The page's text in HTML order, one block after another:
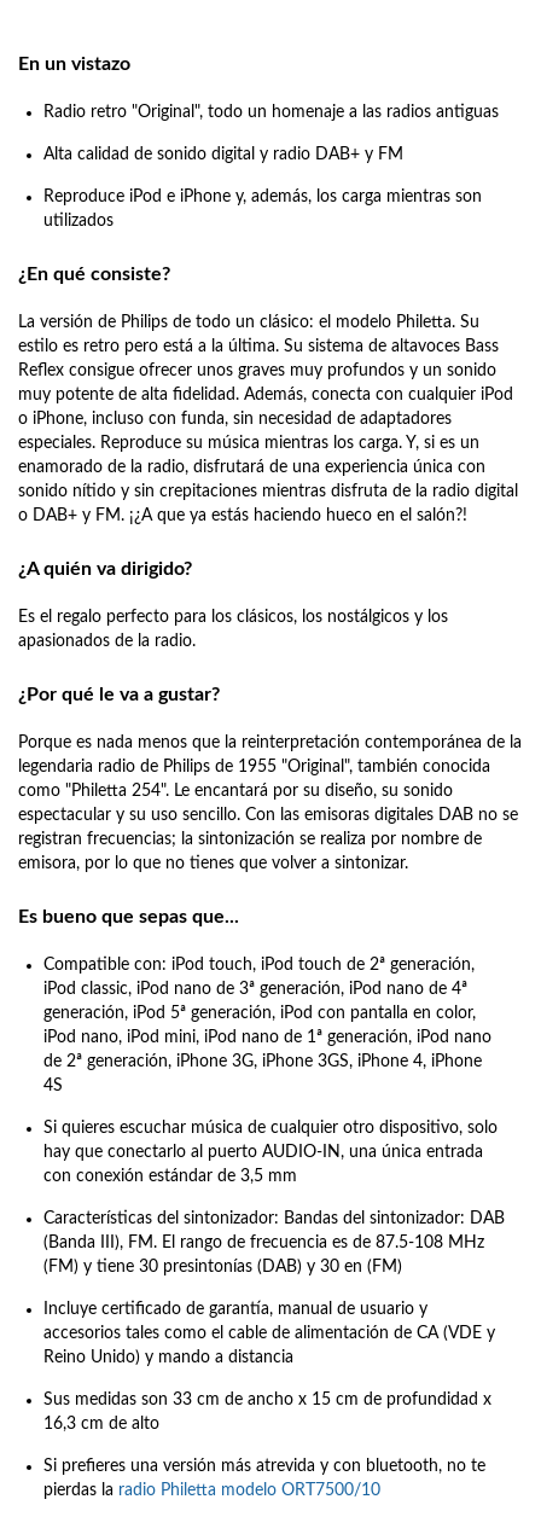
En un vistazo
Radio retro "Original", todo un homenaje a las radios antiguas
Alta calidad de sonido digital y radio DAB+ y FM
Reproduce iPod e iPhone y, además, los carga mientras son
utilizados
¿En qué consiste?
La versión de Philips de todo un clásico: el modelo Philetta. Su
estilo es retro pero está a la última. Su sistema de altavoces Bass
Reflex consigue ofrecer unos graves muy profundos y un sonido
muy potente de alta fidelidad. Además, conecta con cualquier iPod
o iPhone, incluso con funda, sin necesidad de adaptadores
especiales. Reproduce su música mientras los carga. Y, si es un
enamorado de la radio, disfrutará de una experiencia única con
sonido nítido y sin crepitaciones mientras disfruta de la radio digital
o DAB+ y FM. ¡¿A que ya estás haciendo hueco en el salón?!
¿A quién va dirigido?
Es el regalo perfecto para los clásicos, los nostálgicos y los
apasionados de la radio.
¿Por qué le va a gustar?
Porque es nada menos que la reinterpretación contemporánea de la
legendaria radio de Philips de 1955 "Original", también conocida
como "Philetta 254". Le encantará por su diseño, su sonido
espectacular y su uso sencillo. Con las emisoras digitales DAB no se
registran frecuencias; la sintonización se realiza por nombre de
emisora, por lo que no tienes que volver a sintonizar.
Es bueno que sepas que...
Compatible con: iPod touch, iPod touch de 2ª generación,
iPod classic, iPod nano de 3ª generación, iPod nano de 4ª
generación, iPod 5ª generación, iPod con pantalla en color,
iPod nano, iPod mini, iPod nano de 1ª generación, iPod nano
de 2ª generación, iPhone 3G, iPhone 3GS, iPhone 4, iPhone
4S
Si quieres escuchar música de cualquier otro dispositivo, solo
hay que conectarlo al puerto AUDIO-IN, una única entrada
con conexión estándar de 3,5 mm
Características del sintonizador: Bandas del sintonizador: DAB
(Banda III), FM. El rango de frecuencia es de 87.5-108 MHz
(FM) y tiene 30 presintonías (DAB) y 30 en (FM)
Incluye certificado de garantía, manual de usuario y
accesorios tales como el cable de alimentación de CA (VDE y
Reino Unido) y mando a distancia
Sus medidas son 33 cm de ancho x 15 cm de profundidad x
16,3 cm de alto
Si prefieres una versión más atrevida y con bluetooth, no te
pierdas la radio Philetta modelo ORT7500/10